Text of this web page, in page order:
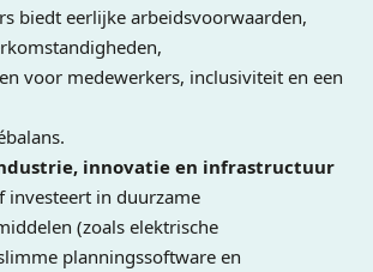
biedt eerlijke arbeidsvoorwaarden,
voor medewerkers, inclusiviteit en een
innovatie en infrastructuur
investeert in duurzame
(zoals elektrische
planningssoftware en